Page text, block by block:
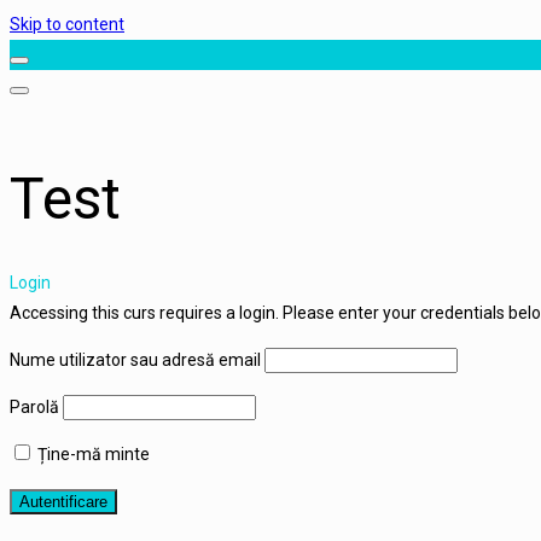
Skip to content
Test
Login
Accessing this curs requires a login. Please enter your credentials
Nume utilizator sau adresă email
Parolă
Ține-mă minte